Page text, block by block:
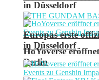
in Düsseldorf
HoYoverse
Berlin
Europas erste
in Düsseldorf